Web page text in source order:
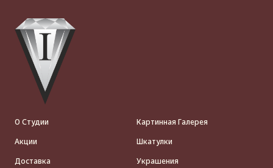
О Студии
Акции
Доставка
Картинная Галерея
Шкатулки
Украшения